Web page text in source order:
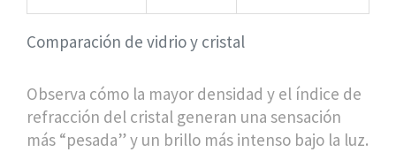
Comparación de vidrio y cristal
Observa cómo la mayor densidad y el índice de
refracción del cristal generan una sensación
más “pesada” y un brillo más intenso bajo la luz.